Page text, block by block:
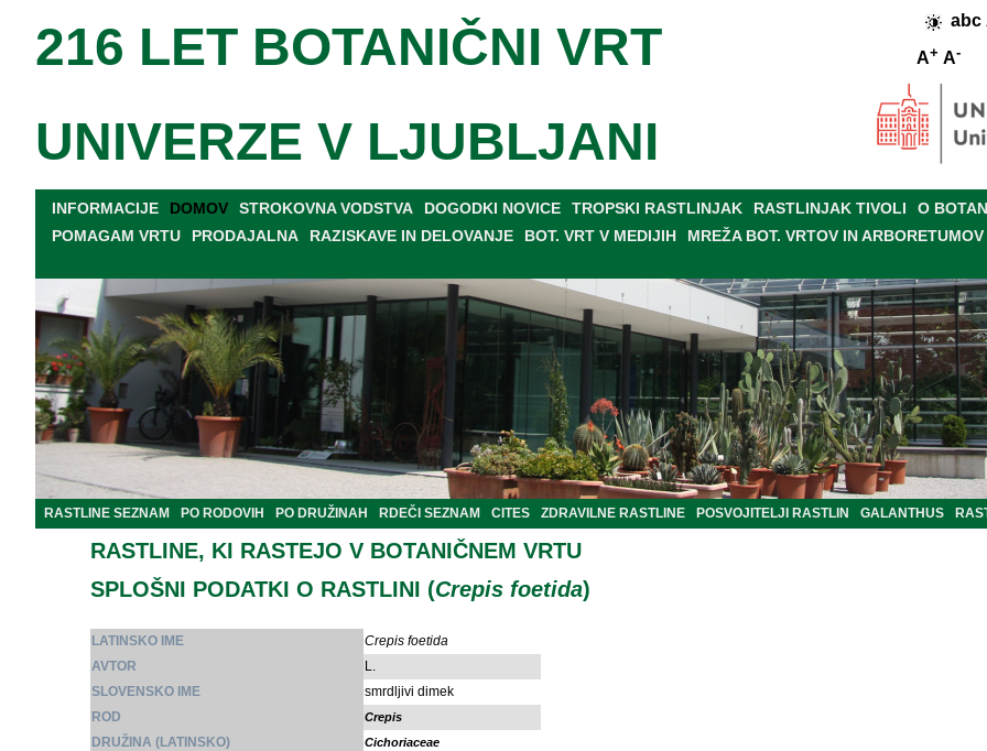
abc
A+ A-
216 LET BOTANIČNI VRT
UNIVERZE V LJUBLJANI
INFORMACIJE DOMOV STROKOVNA VODSTVA DOGODKI NOVICE TROPSKI RASTLINJAK RASTLINJAK TIVOLI O
POMAGAM VRTU
PRODAJALNA RAZISKAVE IN DELOVANJE BOT. VRT V MEDIJIH MREŽA BOT. VRTOV IN ARBORETUMOV
RASTLINE SEZNAM PO RODOVIH PO DRUŽINAH RDEČI SEZNAM CITES ZDRAVILNE RASTLINE POSVOJITELJI RASTLIN GALANTHUS
RASTLINE, KI RASTEJO V BOTANIČNEM VRTU
SPLOŠNI PODATKI O RASTLINI (Crepis foetida)
LATINSKO IME
Crepis foetida
AVTOR
L.
SLOVENSKO IME
smrdljivi dimek
ROD
Crepis
DRUŽINA (LATINSKO) Cichoriaceae